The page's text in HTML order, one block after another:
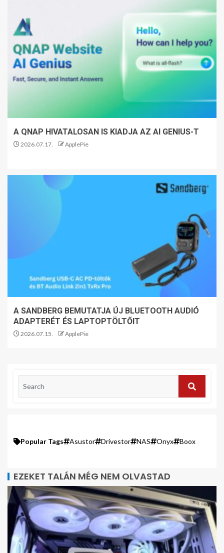
A QNAP HIVATALOSAN IS KIADJA AZ AI GENIUS-T
2026.07.17. ApplePie
A SANDBERG BEMUTATJA ÚJ BLUETOOTH AUDIÓ
ADAPTERÉT ÉS LAPTOPTÖLTŐIT
2026.07.15. ApplePie
Popular Tags Asustor Drivestor NAS Onyx Boox
EZEKET TALÁN MÉG NEM OLVASTAD